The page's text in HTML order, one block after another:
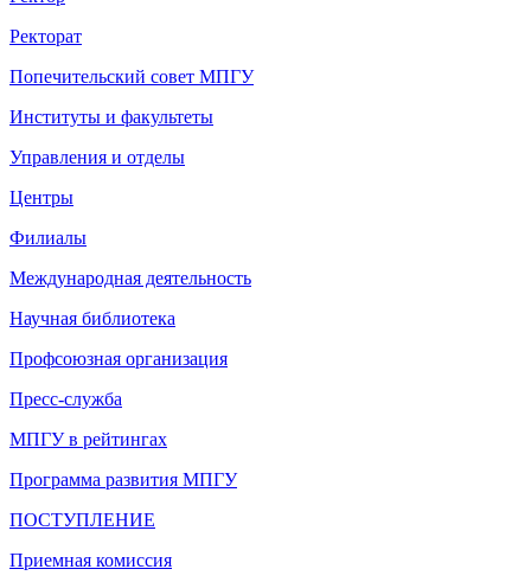
Ректорат
Попечительский совет МПГУ
Институты и факультеты
Управления и отделы
Центры
Филиалы
Международная деятельность
Научная библиотека
Профсоюзная организация
Пресс-служба
МПГУ в рейтингах
Программа развития МПГУ
ПОСТУПЛЕНИЕ
Приемная комиссия